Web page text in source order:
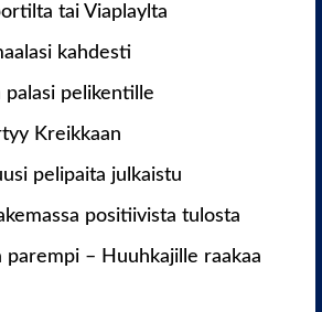
tai Viaplaylta
kahdesti
palasi pelikentille
Kreikkaan
pelipaita julkaistu
positiivista tulosta
parempi – Huuhkajille raakaa